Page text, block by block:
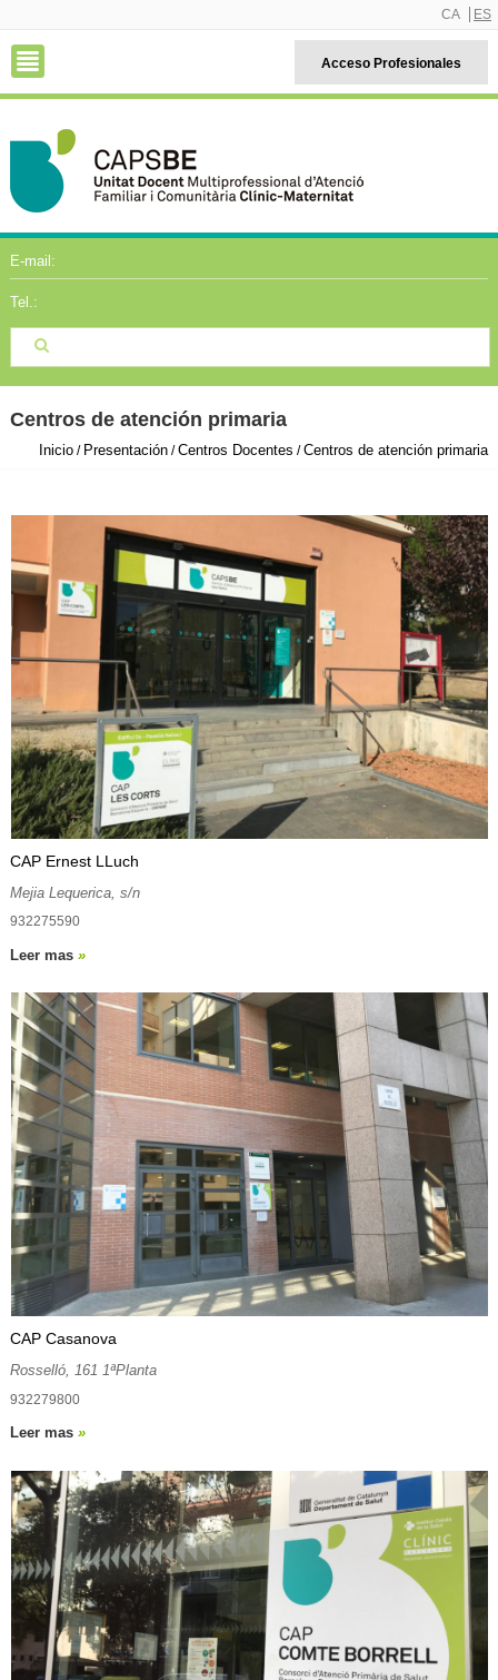
CA ES
Acceso Profesionales
E-mail:
Tel.:
Centros de atención primaria
Inicio / Presentación / Centros Docentes / Centros de atención primaria
CAP Ernest LLuch
Mejia Lequerica, s/n
932275590
Leer mas »
CAP Casanova
Rosselló, 161 1ªPlanta
932279800
Leer mas »